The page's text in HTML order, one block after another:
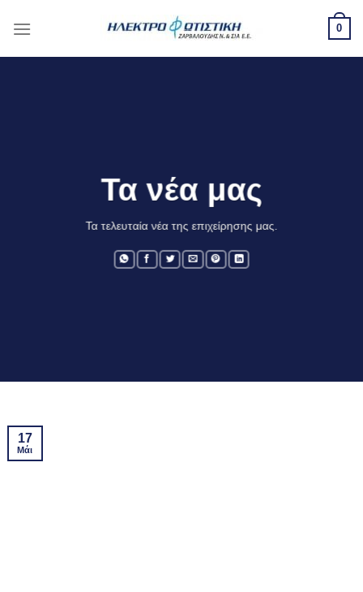
0
Τα νέα μας
Τα τελευταία νέα της επιχείρησης μας.
17
Μάι